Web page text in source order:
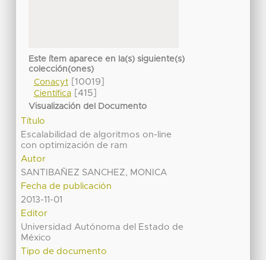
Este ítem aparece en la(s) siguiente(s)
colección(ones)
Conacyt[10019]
Científica[415]
Visualización del Documento
Título
Escalabilidad de algoritmos on-line
con optimización de ram
Autor
SANTIBAÑEZ SANCHEZ, MONICA
Fecha de publicación
2013-11-01
Editor
Universidad Autónoma del Estado de
México
Tipo de documento